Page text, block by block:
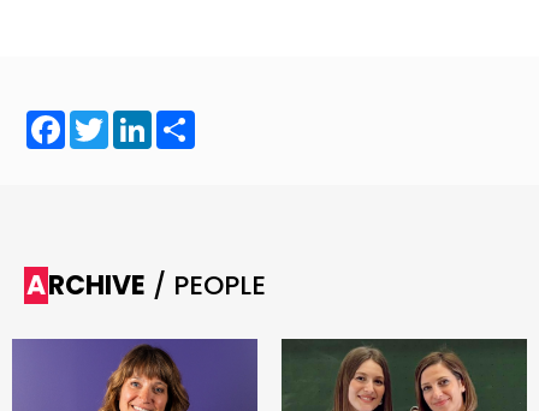
Facebook
TwitterLinkedIn
ARCHIVE / PEOPLE